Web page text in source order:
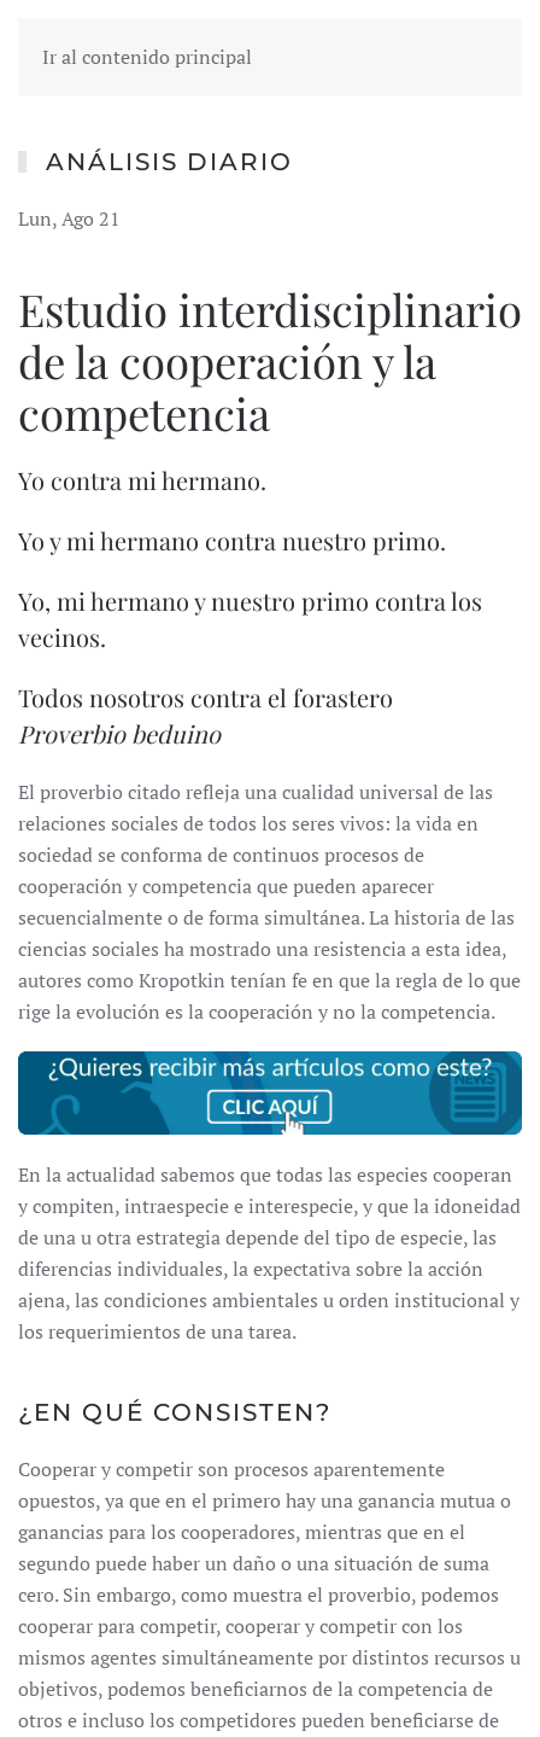
Ir al contenido principal
ANÁLISIS DIARIO
Lun, Ago 21
Estudio interdisciplinario
de la cooperación y la
competencia
Yo contra mi hermano.
Yo y mi hermano contra nuestro primo.
Yo, mi hermano y nuestro primo contra los
vecinos.
Todos nosotros contra el forastero
Proverbio beduino
El proverbio citado refleja una cualidad universal de las
relaciones sociales de todos los seres vivos: la vida en
sociedad se conforma de continuos procesos de
cooperación y competencia que pueden aparecer
secuencialmente o de forma simultánea. La historia de las
ciencias sociales ha mostrado una resistencia a esta idea,
autores como Kropotkin tenían fe en que la regla de lo que
rige la evolución es la cooperación y no la competencia.
En la actualidad sabemos que todas las especies cooperan
y compiten, intraespecie e interespecie, y que la idoneidad
de una u otra estrategia depende del tipo de especie, las
diferencias individuales, la expectativa sobre la acción
ajena, las condiciones ambientales u orden institucional y
los requerimientos de una tarea.
¿EN QUÉ CONSISTEN?
Cooperar y competir son procesos aparentemente
opuestos, ya que en el primero hay una ganancia mutua o
ganancias para los cooperadores, mientras que en el
segundo puede haber un daño o una situación de suma
cero. Sin embargo, como muestra el proverbio, podemos
cooperar para competir, cooperar y competir con los
mismos agentes simultáneamente por distintos recursos u
objetivos, podemos beneficiarnos de la competencia de
otros e incluso los competidores pueden beneficiarse de